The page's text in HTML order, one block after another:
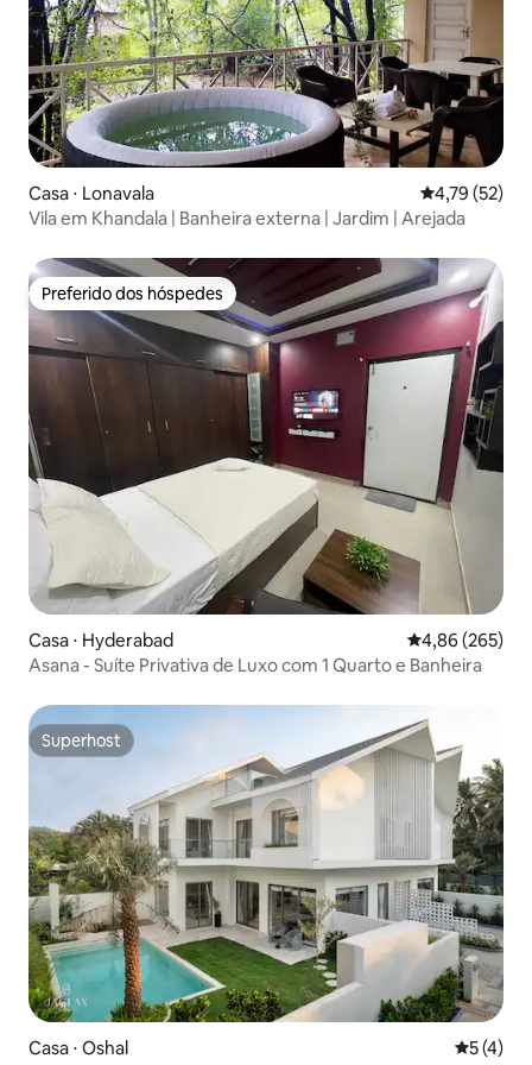
Casa ⋅ Lonavala 4,79 de uma
4,79 (52)
Vila em Khandala | Banheira externa | Jardim | Arejada
Preferido dos hóspedes
Preferido dos hóspedes
Casa ⋅ Hyderabad 4,86 de uma
4,86 (265)
Asana - Suíte Privativa de Luxo com 1 Quarto e Banheira
Superhost
Superhost
Casa ⋅ Oshal 5 de
5 (4)